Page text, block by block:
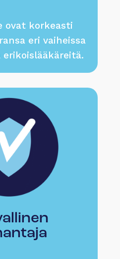
ovat korkeasti
eri vaiheissa
erikoislääkäreitä.